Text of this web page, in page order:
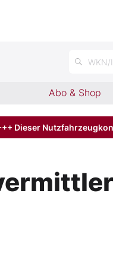
WKN/
Abo & Shop
Dieser